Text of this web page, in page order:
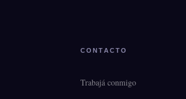
CONTACTO
Trabajá conmigo